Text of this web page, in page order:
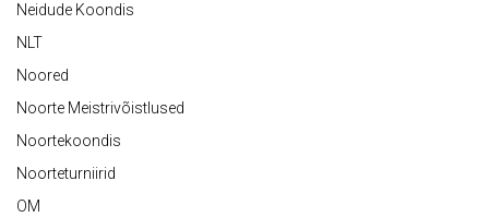
Neidude Koondis
NLT
Noored
Noorte Meistrivõistlused
Noortekoondis
Noorteturniirid
OM